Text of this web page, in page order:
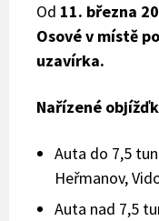
Od 11. března
Osové v místě
uzavírka.
Nařízené
Auta do 7,5
Heřmanov,
Auta nad 7,5